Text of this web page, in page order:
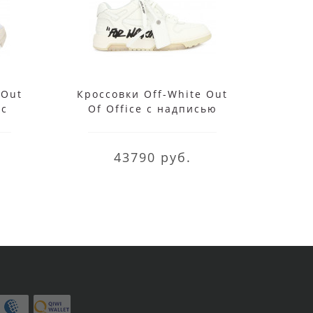
Кроссовки Off-White Out
Of Office с надписью
43790 руб.